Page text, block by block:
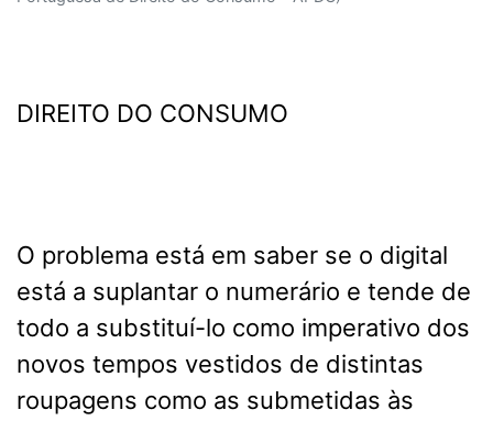
DIREITO DO CONSUMO
O problema está em saber se o digital
está a suplantar o numerário e tende de
todo a substituí-lo como imperativo dos
novos tempos vestidos de distintas
roupagens como as submetidas às